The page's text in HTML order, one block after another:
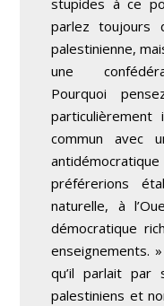
stupides à ce
parlez toujours
palestinienne,
une
Pourquoi
commun avec
préférerions
naturelle, à
démocratique
enseignements.
qu’il parlait par
palestiniens et